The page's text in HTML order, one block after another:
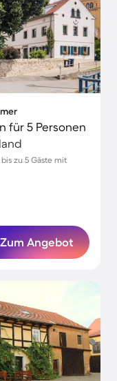
für 5 Personen
zu 5 Gäste mit
Zum Angebot